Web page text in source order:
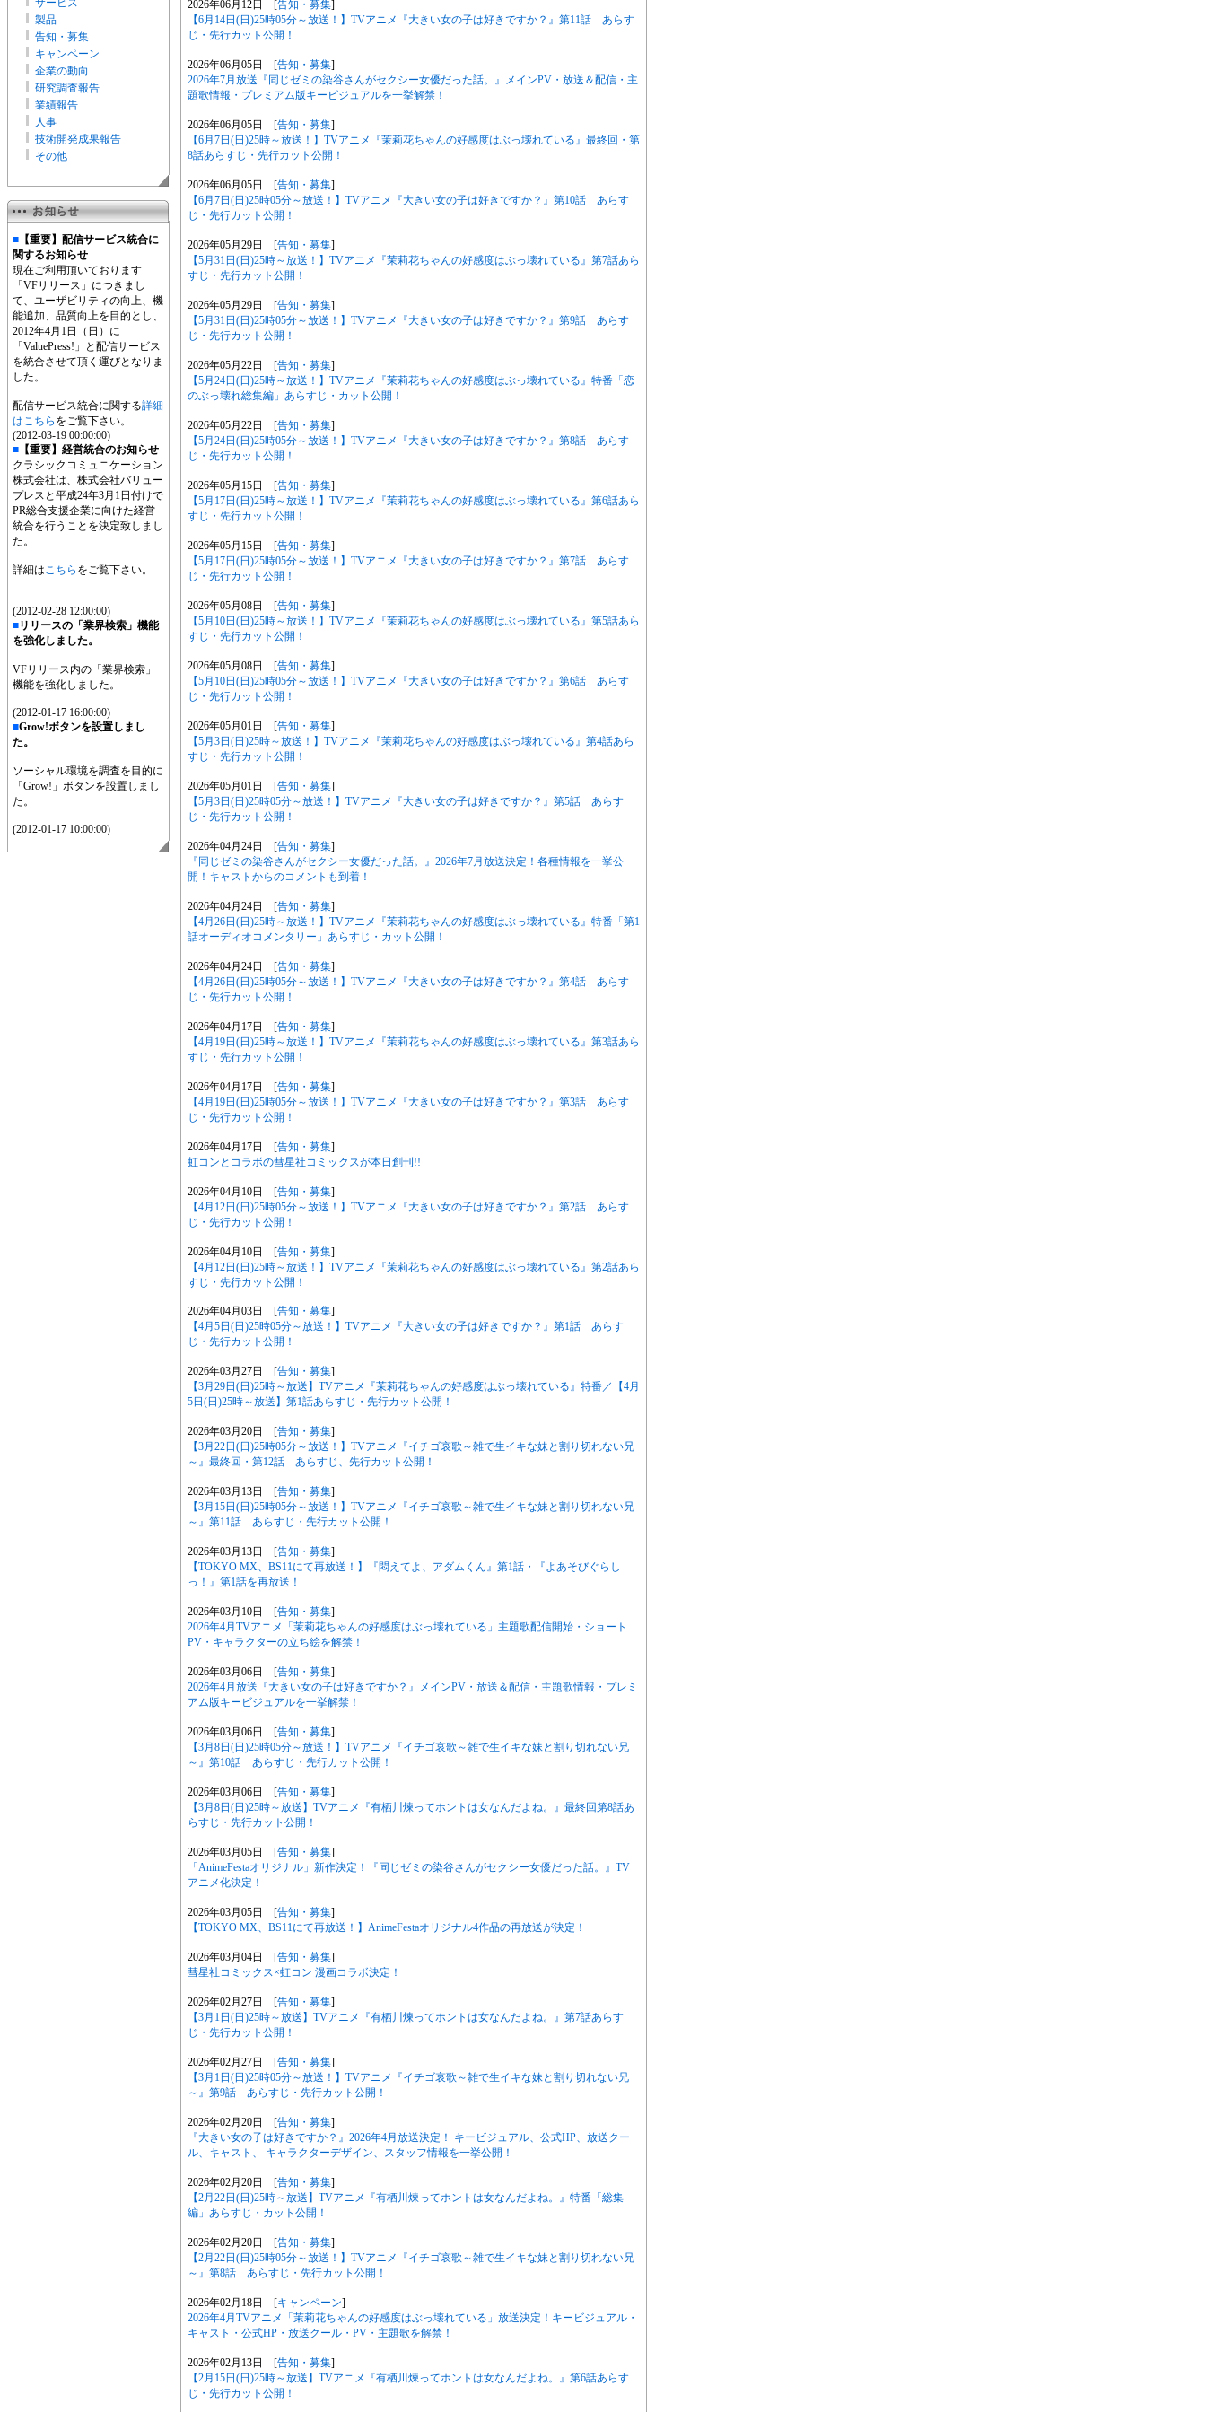
サービス
製品
告知・募集
キャンペーン
企業の動向
研究調査報告
業績報告
人事
技術開発成果報告
その他
■ 【重要】配信サービス統合に
関するお知らせ
現在ご利用頂いております
「VFリリース」につきまし
て、ユーザビリティの向上、機
能追加、品質向上を目的とし、
2012年4月1日（日）に
「ValuePress!」と配信サービス
を統合させて頂く運びとなりま
した。
配信サービス統合に関する詳細
はこちら をご覧下さい。
(2012-03-19 00:00:00)
■ 【重要】経営統合のお知らせ
クラシックコミュニケーション
株式会社は、株式会社バリュー
プレスと平成24年3月1日付けで
PR総合支援企業に向けた経営
統合を行うことを決定致しまし
た。
詳細はこちら をご覧下さい。
(2012-02-28 12:00:00)
■リリースの「業界検索」機能
を強化しました。
VFリリース内の「業界検索」
機能を強化しました。
(2012-01-17 16:00:00)
■Grow!ボタンを設置しまし
た。
ソーシャル環境を調査を目的に
「Grow!」ボタンを設置しまし
た。
(2012-01-17 10:00:00)
2026年06月12日 [告知・募集]
【6月14日(日)25時05分～放送！】TVアニメ『大きい女の子は好きですか？』第11話 あらす
じ・先行カット公開！
2026年06月05日 [告知・募集]
2026年7月放送『同じゼミの染谷さんがセクシー女優だった話。』メインPV・放送＆配信・主
題歌情報・プレミアム版キービジュアルを一挙解禁！
2026年06月05日 [告知・募集]
【6月7日(日)25時～放送！】TVアニメ『茉莉花ちゃんの好感度はぶっ壊れている』最終回・第
8話あらすじ・先行カット公開！
2026年06月05日 [告知・募集]
【6月7日(日)25時05分～放送！】TVアニメ『大きい女の子は好きですか？』第10話 あらす
じ・先行カット公開！
2026年05月29日 [告知・募集]
【5月31日(日)25時～放送！】TVアニメ『茉莉花ちゃんの好感度はぶっ壊れている』第7話あら
すじ・先行カット公開！
2026年05月29日 [告知・募集]
【5月31日(日)25時05分～放送！】TVアニメ『大きい女の子は好きですか？』第9話 あらす
じ・先行カット公開！
2026年05月22日 [告知・募集]
【5月24日(日)25時～放送！】TVアニメ『茉莉花ちゃんの好感度はぶっ壊れている』特番「恋
のぶっ壊れ総集編」あらすじ・カット公開！
2026年05月22日 [告知・募集]
【5月24日(日)25時05分～放送！】TVアニメ『大きい女の子は好きですか？』第8話 あらす
じ・先行カット公開！
2026年05月15日 [告知・募集]
【5月17日(日)25時～放送！】TVアニメ『茉莉花ちゃんの好感度はぶっ壊れている』第6話あら
すじ・先行カット公開！
2026年05月15日 [告知・募集]
【5月17日(日)25時05分～放送！】TVアニメ『大きい女の子は好きですか？』第7話 あらす
じ・先行カット公開！
2026年05月08日 [告知・募集]
【5月10日(日)25時～放送！】TVアニメ『茉莉花ちゃんの好感度はぶっ壊れている』第5話あら
すじ・先行カット公開！
2026年05月08日 [告知・募集]
【5月10日(日)25時05分～放送！】TVアニメ『大きい女の子は好きですか？』第6話 あらす
じ・先行カット公開！
2026年05月01日 [告知・募集]
【5月3日(日)25時～放送！】TVアニメ『茉莉花ちゃんの好感度はぶっ壊れている』第4話あら
すじ・先行カット公開！
2026年05月01日 [告知・募集]
【5月3日(日)25時05分～放送！】TVアニメ『大きい女の子は好きですか？』第5話 あらす
じ・先行カット公開！
2026年04月24日 [告知・募集]
『同じゼミの染谷さんがセクシー女優だった話。』2026年7月放送決定！各種情報を一挙公
開！キャストからのコメントも到着！
2026年04月24日 [告知・募集]
【4月26日(日)25時～放送！】TVアニメ『茉莉花ちゃんの好感度はぶっ壊れている』特番「第1
話オーディオコメンタリー」あらすじ・カット公開！
2026年04月24日 [告知・募集]
【4月26日(日)25時05分～放送！】TVアニメ『大きい女の子は好きですか？』第4話 あらす
じ・先行カット公開！
2026年04月17日 [告知・募集]
【4月19日(日)25時～放送！】TVアニメ『茉莉花ちゃんの好感度はぶっ壊れている』第3話あら
すじ・先行カット公開！
2026年04月17日 [告知・募集]
【4月19日(日)25時05分～放送！】TVアニメ『大きい女の子は好きですか？』第3話 あらす
じ・先行カット公開！
2026年04月17日 [告知・募集]
虹コンとコラボの彗星社コミックスが本日創刊!!
2026年04月10日 [告知・募集]
【4月12日(日)25時05分～放送！】TVアニメ『大きい女の子は好きですか？』第2話 あらす
じ・先行カット公開！
2026年04月10日 [告知・募集]
【4月12日(日)25時～放送！】TVアニメ『茉莉花ちゃんの好感度はぶっ壊れている』第2話あら
すじ・先行カット公開！
2026年04月03日 [告知・募集]
【4月5日(日)25時05分～放送！】TVアニメ『大きい女の子は好きですか？』第1話 あらす
じ・先行カット公開！
2026年03月27日 [告知・募集]
【3月29日(日)25時～放送】TVアニメ『茉莉花ちゃんの好感度はぶっ壊れている』特番／【4月
5日(日)25時～放送】第1話あらすじ・先行カット公開！
2026年03月20日 [告知・募集]
【3月22日(日)25時05分～放送！】TVアニメ『イチゴ哀歌～雑で生イキな妹と割り切れない兄
～』最終回・第12話 あらすじ、先行カット公開！
2026年03月13日 [告知・募集]
【3月15日(日)25時05分～放送！】TVアニメ『イチゴ哀歌～雑で生イキな妹と割り切れない兄
～』第11話 あらすじ・先行カット公開！
2026年03月13日 [告知・募集]
【TOKYO MX、BS11にて再放送！】『悶えてよ、アダムくん』第1話・『よあそびぐらし
っ！』第1話を再放送！
2026年03月10日 [告知・募集]
2026年4月TVアニメ「茉莉花ちゃんの好感度はぶっ壊れている」主題歌配信開始・ショート
PV・キャラクターの立ち絵を解禁！
2026年03月06日 [告知・募集]
2026年4月放送『大きい女の子は好きですか？』メインPV・放送＆配信・主題歌情報・プレミ
アム版キービジュアルを一挙解禁！
2026年03月06日 [告知・募集]
【3月8日(日)25時05分～放送！】TVアニメ『イチゴ哀歌～雑で生イキな妹と割り切れない兄
～』第10話 あらすじ・先行カット公開！
2026年03月06日 [告知・募集]
【3月8日(日)25時～放送】TVアニメ『有栖川煉ってホントは女なんだよね。』最終回第8話あ
らすじ・先行カット公開！
2026年03月05日 [告知・募集]
「AnimeFestaオリジナル」新作決定！『同じゼミの染谷さんがセクシー女優だった話。』TV
アニメ化決定！
2026年03月05日 [告知・募集]
【TOKYO MX、BS11にて再放送！】AnimeFestaオリジナル4作品の再放送が決定！
2026年03月04日 [告知・募集]
彗星社コミックス×虹コン 漫画コラボ決定！
2026年02月27日 [告知・募集]
【3月1日(日)25時～放送】TVアニメ『有栖川煉ってホントは女なんだよね。』第7話あらす
じ・先行カット公開！
2026年02月27日 [告知・募集]
【3月1日(日)25時05分～放送！】TVアニメ『イチゴ哀歌～雑で生イキな妹と割り切れない兄
～』第9話 あらすじ・先行カット公開！
2026年02月20日 [告知・募集]
『大きい女の子は好きですか？』2026年4月放送決定！ キービジュアル、公式HP、放送クー
ル、キャスト、 キャラクターデザイン、スタッフ情報を一挙公開！
2026年02月20日 [告知・募集]
【2月22日(日)25時～放送】TVアニメ『有栖川煉ってホントは女なんだよね。』特番「総集
編」あらすじ・カット公開！
2026年02月20日 [告知・募集]
【2月22日(日)25時05分～放送！】TVアニメ『イチゴ哀歌～雑で生イキな妹と割り切れない兄
～』第8話 あらすじ・先行カット公開！
2026年02月18日 [キャンペーン]
2026年4月TVアニメ「茉莉花ちゃんの好感度はぶっ壊れている」放送決定！キービジュアル・
キャスト・公式HP・放送クール・PV・主題歌を解禁！
2026年02月13日 [告知・募集]
【2月15日(日)25時～放送】TVアニメ『有栖川煉ってホントは女なんだよね。』第6話あらす
じ・先行カット公開！